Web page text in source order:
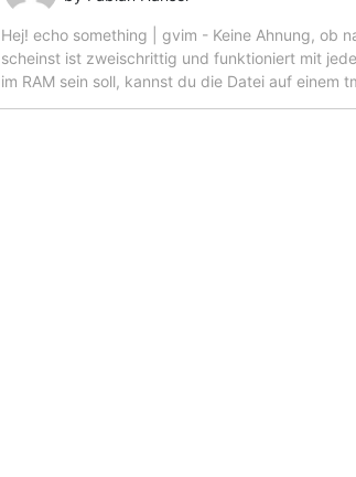
Hej! echo something | gvim - Keine Ahnung, ob
scheinst ist zweischrittig und funktioniert mit
im RAM sein soll, kannst du die Datei auf einem